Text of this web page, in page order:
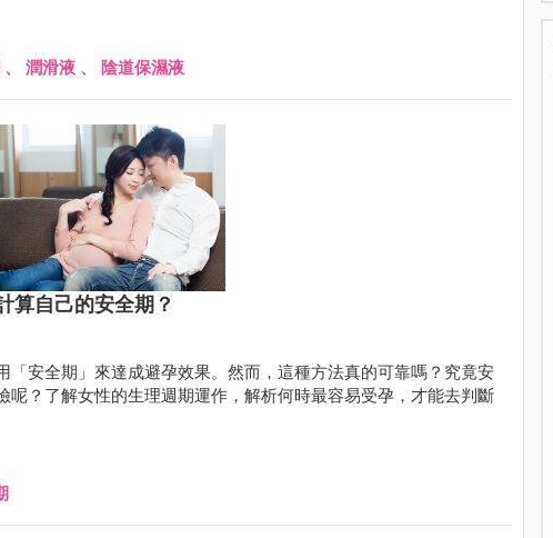
、 潤滑液 、 陰道保濕液
算自己的安全期？
安全期」來達成避孕效果。然而，這種方法真的可靠嗎？究竟安
呢？了解女性的生理週期運作，解析何時最容易受孕，才能去判斷